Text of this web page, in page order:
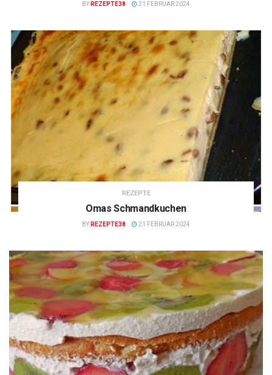
BY REZEPTE38 21 FEBRUAR 2024
REZEPTE
Omas Schmandkuchen
BY REZEPTE38 21 FEBRUAR 2024